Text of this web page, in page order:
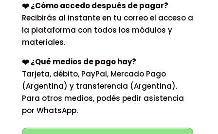
❤️ ¿Cómo accedo después de pagar?
Recibirás al instante en tu correo el acceso a
la plataforma con todos los módulos y
materiales.
❤️ ¿Qué medios de pago hay?
Tarjeta, débito, PayPal, Mercado Pago
(Argentina) y transferencia (Argentina).
Para otros medios, podés pedir asistencia
por WhatsApp.